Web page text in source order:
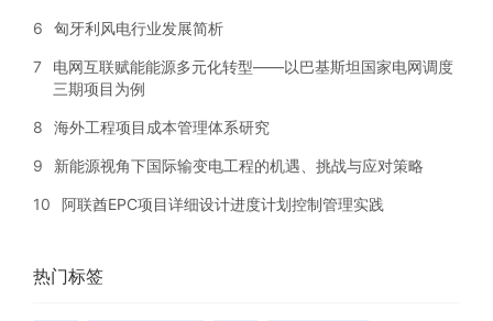
6 匈牙利风电行业发展简析
7
电网互联赋能能源多元化转型——以巴基斯坦国家电网调度
三期项目为例
8 海外工程项目成本管理体系研究
9 新能源视角下国际输变电工程的机遇、挑战与应对策略
10 阿联酋EPC项目详细设计进度计划控制管理实践
热门标签